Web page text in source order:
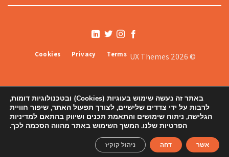
© 2026 UX Themes
Terms
Privacy
Cookies
אודותינו תקנון צור קשר ורשימת סניפים
מדיניות פרטיות
מפת אתר
באתר זה נעשה שימוש בעוגיות (Cookies) ובטכנולוגיות דומות,
לרבות על ידי צדדים שלישיים, לצורך תפעול האתר, שיפור חוויית
הגלישה, ניתוח שימושים והתאמת תכנים ושיווק בהתאם למדיניות
הפרטיות שלנו. המשך השימוש באתר מהווה הסכמה לכך.
אשר דחה ניהול קוקיז